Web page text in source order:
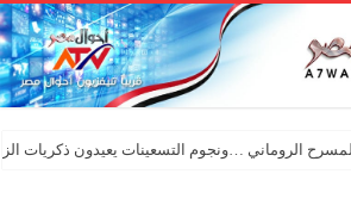
الروماني …ونجوم التسعينات يعيدون ذكريات